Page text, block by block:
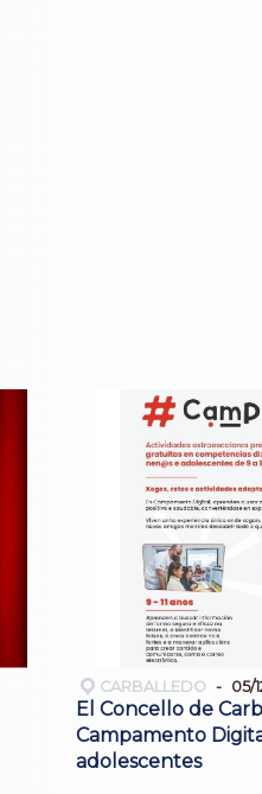
CARBALLEDO 05/
El Concello de
Campamento
adolescentes